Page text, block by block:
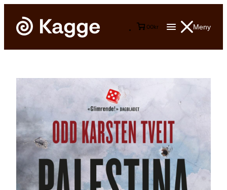
Meny
00kr